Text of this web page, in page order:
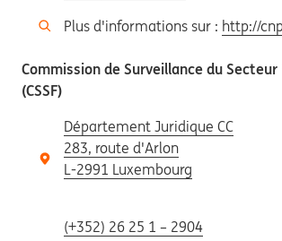
Plus d'informations sur : http://
Commission de Surveillance du Secteur
(CSSF)
Département Juridique CC
283, route d'Arlon
L-2991 Luxembourg
(+352) 26 25 1 – 2904